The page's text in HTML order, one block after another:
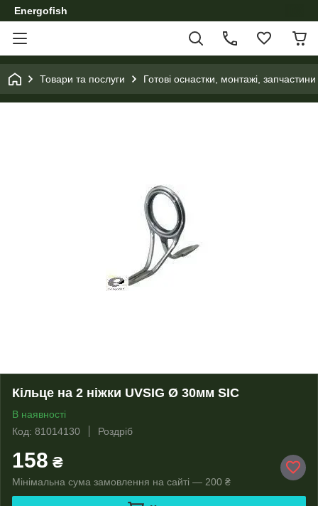
Energofish
Товари та послуги Готові оснастки, монтажі, запчастини
Кільце на 2 ніжки UVSIG Ø 30мм SIC
В наявності
Код: 81014130
Роздріб
158 ₴
Мінімальна сума замовлення на сайті — 200 ₴